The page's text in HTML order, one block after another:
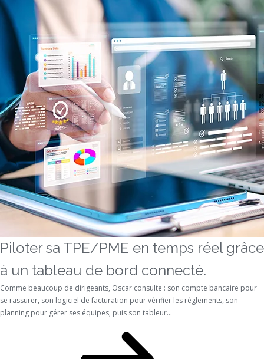
Piloter sa TPE/PME en temps réel grâce
à un tableau de bord connecté.
Comme beaucoup de dirigeants, Oscar consulte : son compte bancaire pour
se rassurer, son logiciel de facturation pour vérifier les règlements, son
planning pour gérer ses équipes, puis son tableur...